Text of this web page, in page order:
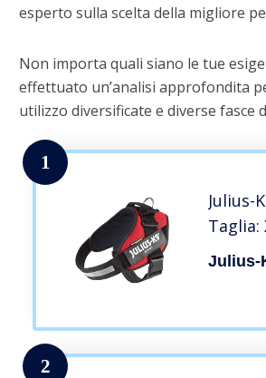
esperto sulla scelta della migliore
Non importa quali siano le tue
effettuato un’analisi approfondita
utilizzo diversificate e diverse fasce
1
Julius-
Taglia:
Julius-
2